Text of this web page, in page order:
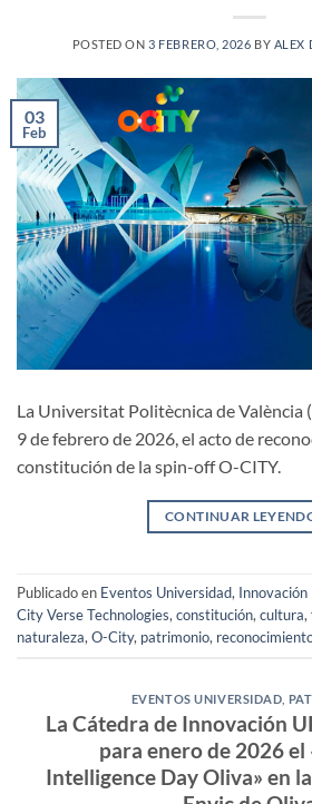
POSTED ON3 FEBRERO, 2026 BY ALEX
03
Feb
La Universitat Politècnica de València
9 de febrero de 2026, el acto de
constitución de la spin-off O-CITY.
CONTINUAR
Publicado en Eventos Universidad, Innovación
City Verse Technologies, constitución, cultura,
naturaleza, O-City, patrimonio,
EVENTOS UNIVERSIDAD
La Cátedra de Innovación
para enero de 2026
Intelligence Day Oliva» en